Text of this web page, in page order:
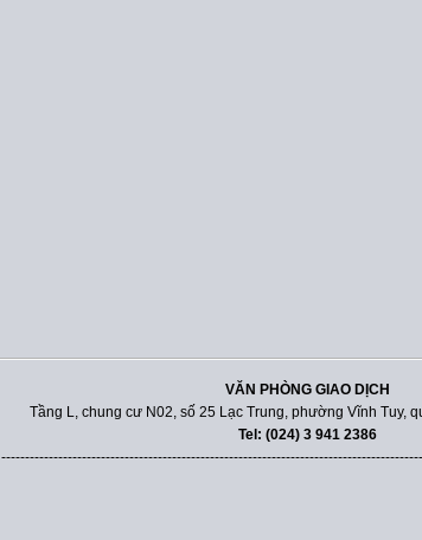
VĂN PHÒNG GIAO DỊCH
Tầng L, chung cư N02, số 25 Lạc Trung, phường Vĩnh Tuy,
Tel: (024) 3 941 2386